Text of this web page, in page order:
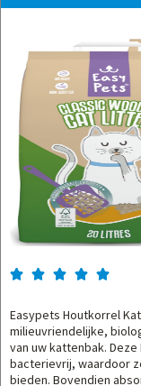
    
Easypets Houtkorrel
milieuvriendelijke,
van uw kattenbak.
bacterievrij, waardoor
bieden. Bovendien